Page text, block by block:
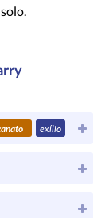
exílio